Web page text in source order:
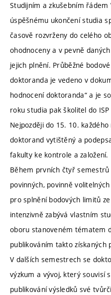
Studijním a zkušebním
úspěšnému ukončení studia
časově rozvrženy do celého
ohodnoceny a v pevně
jejich plnění. Průběžné
doktoranda je vedeno v
hodnocení doktoranda“ a je
roku studia pak školitel do
Nejpozději do 15. 10.
doktorand vytištěný a
fakulty ke kontrole a založení.
Během prvních čtyř
povinných, povinně
pro splnění bodových limitů
intenzivně zabývá vlastním
oboru stanoveném tématem
publikováním takto získaných
V dalších semestrech se
výzkum a vývoj, který souvisí
publikování výsledků své